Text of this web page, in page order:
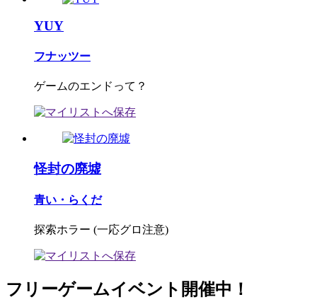
YUY
フナッツー
ゲームのエンドって？
怪封の廃墟
青い・らくだ
探索ホラー (一応グロ注意)
フリーゲームイベント開催中！